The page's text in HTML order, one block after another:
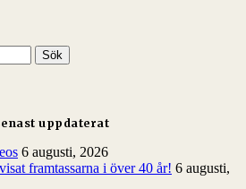
uppdaterat
6 augusti, 2026
framtassarna i över 40 år! 6 augusti,